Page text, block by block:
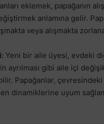
eklemek, papağanın
anlamına gelir.
veya alışmakta
Yeni bir aile üyesi, evdeki
ayrılması gibi aile içi
Papağanlar,
dinamiklerine uyum